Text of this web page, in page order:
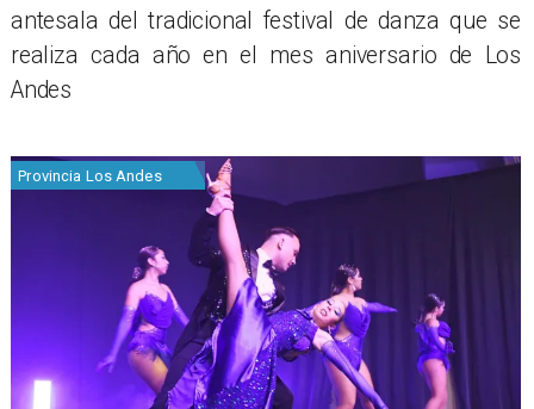
antesala del tradicional festival de danza que se
realiza cada año en el mes aniversario de Los
Andes
Provincia Los Andes